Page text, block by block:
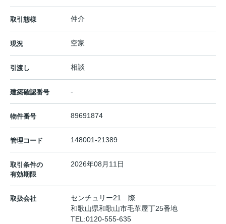
取引態様 仲介
現況 空家
引渡し 相談
建築確認番号 -
物件番号 89691874
管理コード 148001-21389
取引条件の
有効期限
2026年08月11日
取扱会社
センチュリー21 際
和歌山県和歌山市毛革屋丁25番地
TEL:0120-555-635